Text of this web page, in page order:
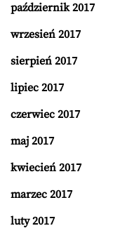
październik 2017
wrzesień 2017
sierpień 2017
lipiec 2017
czerwiec 2017
maj 2017
kwiecień 2017
marzec 2017
luty 2017